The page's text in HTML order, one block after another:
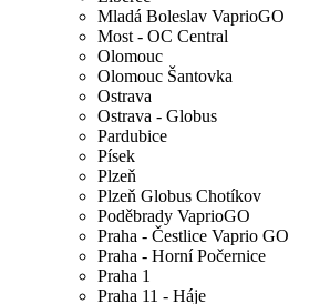
Mladá Boleslav VaprioGO
Most - OC Central
Olomouc
Olomouc Šantovka
Ostrava
Ostrava - Globus
Pardubice
Písek
Plzeň
Plzeň Globus Chotíkov
Poděbrady VaprioGO
Praha - Čestlice Vaprio GO
Praha - Horní Počernice
Praha 1
Praha 11 - Háje